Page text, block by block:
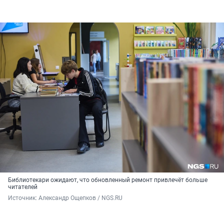
Библиотекари ожидают, что обновленный ремонт привлечёт больше
читателей
Источник: Александр Ощепков / NGS.RU